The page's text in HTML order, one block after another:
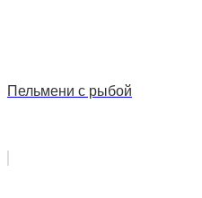
Пельмени с рыбой